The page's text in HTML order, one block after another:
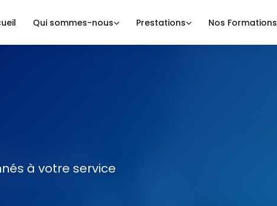
Qui sommes-nous Prestations Nos Formations
à votre service